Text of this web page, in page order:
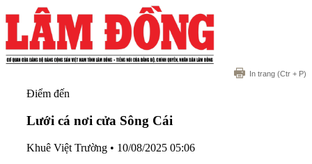
In trang (Ctr + P)
Điểm đến
Lưới cá nơi cửa Sông Cái
Khuê Việt Trường • 10/08/2025 05:06